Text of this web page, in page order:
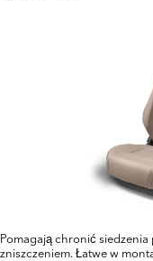
Pomagają chronić
zniszczeniem. Łatwe w